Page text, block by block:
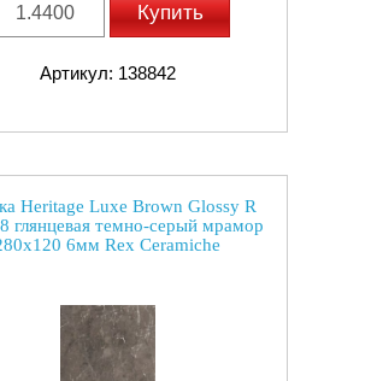
Купить
Артикул: 138842
Heritage Luxe Brown Glossy R
глянцевая темно-серый мрамор
6мм Rex Ceramiche